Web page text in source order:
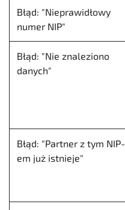
Błąd: "Nieprawidłowy
numer NIP"
Błąd: "Nie znaleziono
danych"
Błąd: "Partner z tym NIP-
em już istnieje"